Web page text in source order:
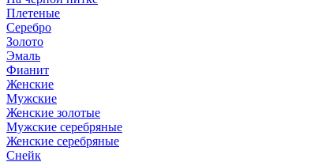
Плетеные
Серебро
Золото
Эмаль
Фианит
Женские
Мужские
Женские золотые
Мужские серебряные
Женские серебряные
Снейк